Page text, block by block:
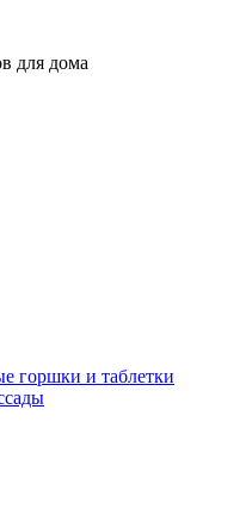
для дома
горшки и таблетки